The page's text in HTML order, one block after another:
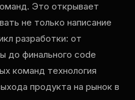
Это открывает
не только написание
разработки: от
до финального code
команд технология
продукта на рынок в